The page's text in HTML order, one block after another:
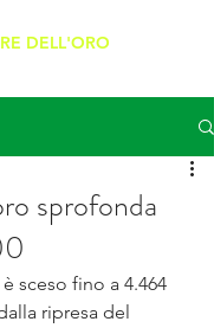
DELL'ORO
sprofonda
sceso fino a 4.464
ripresa del